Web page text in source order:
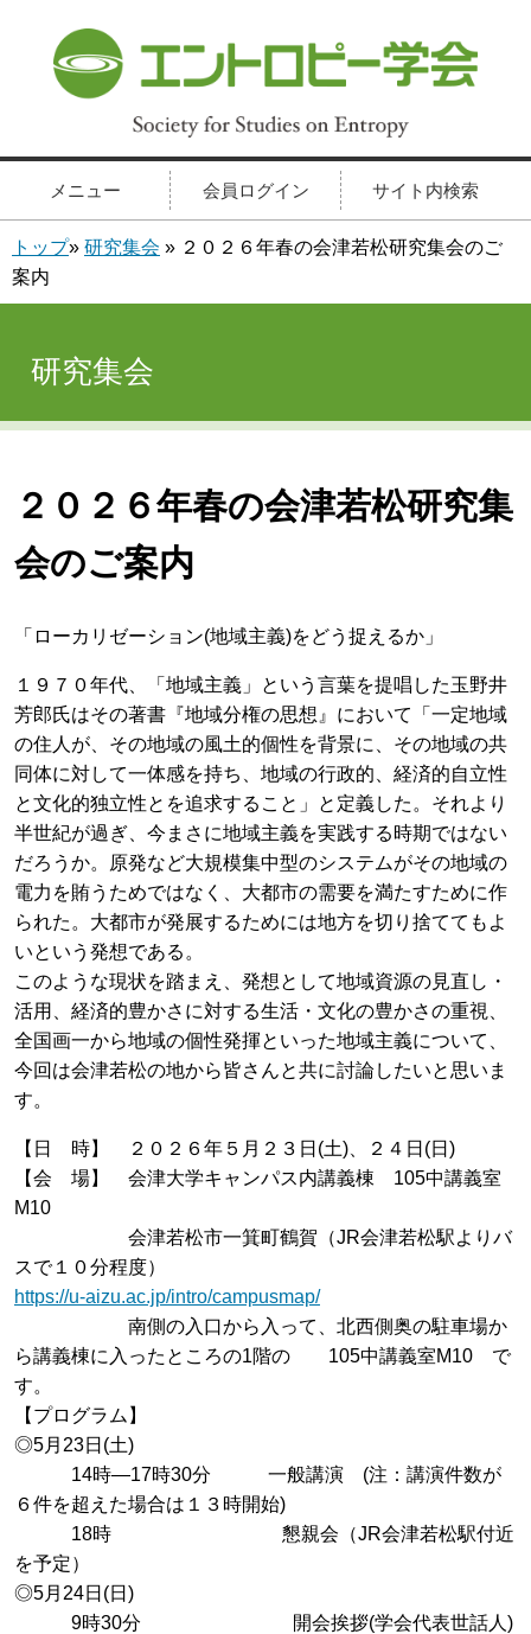
メニュー 会員ログイン サイト内検索
トップ» 研究集会 » ２０２６年春の会津若松研究集会のご
案内
研究集会
２０２６年春の会津若松研究集
会のご案内
「ローカリゼーション(地域主義)をどう捉えるか」
１９７０年代、「地域主義」という言葉を提唱した玉野井
芳郎氏はその著書『地域分権の思想』において「一定地域
の住人が、その地域の風土的個性を背景に、その地域の共
同体に対して一体感を持ち、地域の行政的、経済的自立性
と文化的独立性とを追求すること」と定義した。それより
半世紀が過ぎ、今まさに地域主義を実践する時期ではない
だろうか。原発など大規模集中型のシステムがその地域の
電力を賄うためではなく、大都市の需要を満たすために作
られた。大都市が発展するためには地方を切り捨ててもよ
いという発想である。
このような現状を踏まえ、発想として地域資源の見直し・
活用、経済的豊かさに対する生活・文化の豊かさの重視、
全国画一から地域の個性発揮といった地域主義について、
今回は会津若松の地から皆さんと共に討論したいと思いま
す。
【日 時】 ２０２６年５月２３日(土)、２４日(日)
【会 場】 会津大学キャンパス内講義棟 105中講義室
M10
会津若松市一箕町鶴賀（JR会津若松駅よりバ
スで１０分程度）
https://u-aizu.ac.jp/intro/campusmap/
南側の入口から入って、北西側奥の駐車場か
ら講義棟に入ったところの1階の 105中講義室M10 で
す。
【プログラム】
◎5月23日(土)
14時―17時30分 一般講演 (注：講演件数が
６件を超えた場合は１３時開始)
18時 懇親会（JR会津若松駅付近
を予定）
◎5月24日(日)
9時30分 開会挨拶(学会代表世話人)